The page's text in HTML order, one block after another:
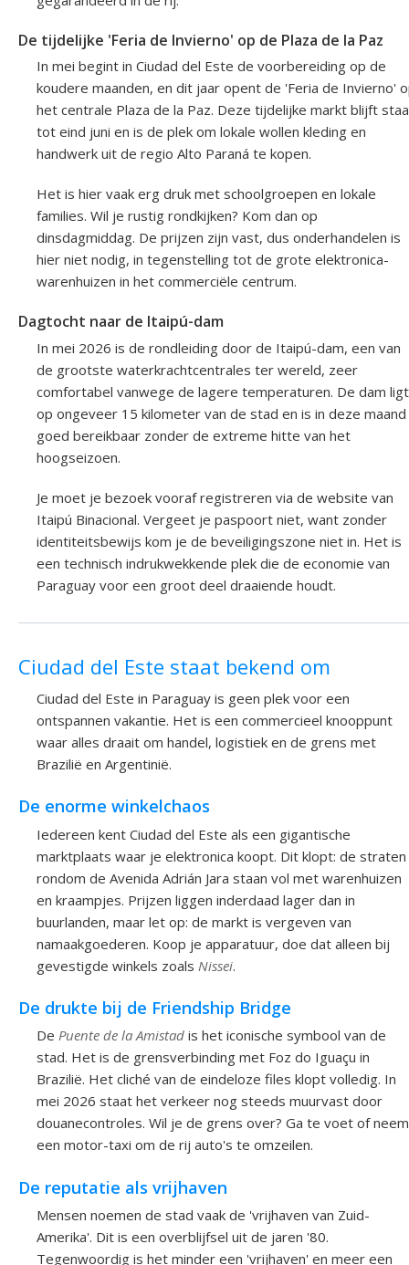
De tijdelijke 'Feria de Invierno' op de Plaza de la Paz
In mei begint in Ciudad del Este de voorbereiding op de
koudere maanden, en dit jaar opent de 'Feria de Invierno'
het centrale Plaza de la Paz. Deze tijdelijke markt blijft
tot eind juni en is de plek om lokale wollen kleding en
handwerk uit de regio Alto Paraná te kopen.
Het is hier vaak erg druk met schoolgroepen en lokale
families. Wil je rustig rondkijken? Kom dan op
dinsdagmiddag. De prijzen zijn vast, dus onderhandelen is
hier niet nodig, in tegenstelling tot de grote elektronica-
warenhuizen in het commerciële centrum.
Dagtocht naar de Itaipú-dam
In mei 2026 is de rondleiding door de Itaipú-dam, een van
de grootste waterkrachtcentrales ter wereld, zeer
comfortabel vanwege de lagere temperaturen. De dam ligt
op ongeveer 15 kilometer van de stad en is in deze maand
goed bereikbaar zonder de extreme hitte van het
hoogseizoen.
Je moet je bezoek vooraf registreren via de website van
Itaipú Binacional. Vergeet je paspoort niet, want zonder
identiteitsbewijs kom je de beveiligingszone niet in. Het is
een technisch indrukwekkende plek die de economie van
Paraguay voor een groot deel draaiende houdt.
Ciudad del Este staat bekend om
Ciudad del Este in Paraguay is geen plek voor een
ontspannen vakantie. Het is een commercieel knooppunt
waar alles draait om handel, logistiek en de grens met
Brazilië en Argentinië.
De enorme winkelchaos
Iedereen kent Ciudad del Este als een gigantische
marktplaats waar je elektronica koopt. Dit klopt: de straten
rondom de Avenida Adrián Jara staan vol met warenhuizen
en kraampjes. Prijzen liggen inderdaad lager dan in
buurlanden, maar let op: de markt is vergeven van
namaakgoederen. Koop je apparatuur, doe dat alleen bij
gevestigde winkels zoals Nissei.
De drukte bij de Friendship Bridge
De Puente de la Amistad is het iconische symbool van de
stad. Het is de grensverbinding met Foz do Iguaçu in
Brazilië. Het cliché van de eindeloze files klopt volledig. In
mei 2026 staat het verkeer nog steeds muurvast door
douanecontroles. Wil je de grens over? Ga te voet of neem
een motor-taxi om de rij auto's te omzeilen.
De reputatie als vrijhaven
Mensen noemen de stad vaak de 'vrijhaven van Zuid-
Amerika'. Dit is een overblijfsel uit de jaren '80.
Tegenwoordig is het minder een 'vrijhaven' en meer een